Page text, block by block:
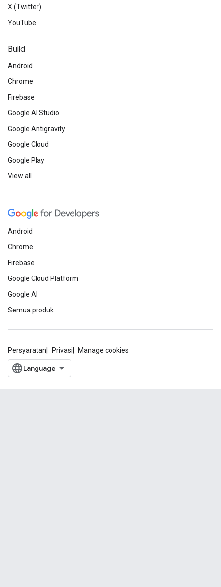
X (Twitter)
YouTube
Build
Android
Chrome
Firebase
Google AI Studio
Google Antigravity
Google Cloud
Google Play
View all
Android
Chrome
Firebase
Google Cloud Platform
Google AI
Semua produk
Persyaratan Privasi Manage cookies